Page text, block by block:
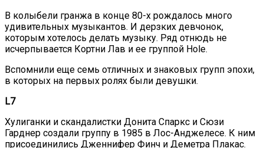
В колыбели гранжа в конце 80-х рождалось много
удивительных музыкантов. И дерзких девчонок,
которым хотелось делать музыку. Ряд отнюдь не
исчерпывается Кортни Лав и ее группой Hole.
Вспомнили еще семь отличных и знаковых групп эпохи,
в которых на первых ролях были девушки.
L7
Хулиганки и скандалистки Донита Спаркс и Сюзи
Гарднер создали группу в 1985 в Лос-Анджелесе. К ним
присоединились Дженнифер Финч и Деметра Плакас.